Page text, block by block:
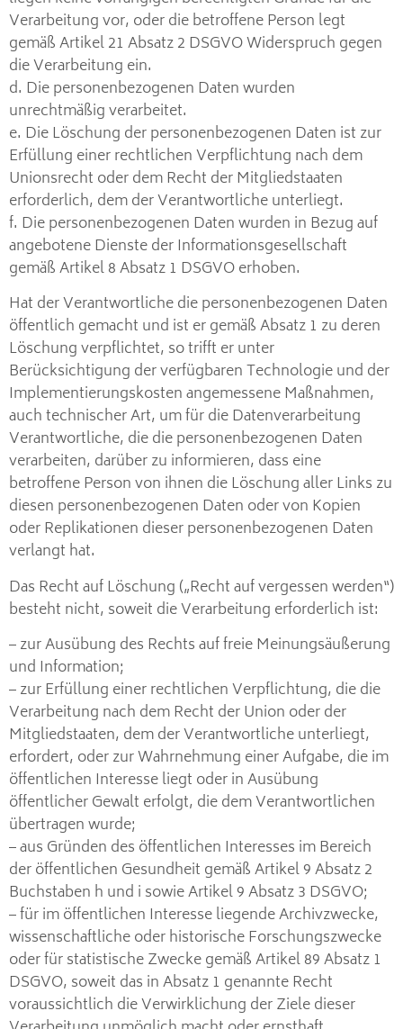
Verarbeitung vor, oder die betroffene Person legt
gemäß Artikel 21 Absatz 2 DSGVO Widerspruch gegen
die Verarbeitung ein.
d. Die personenbezogenen Daten wurden
unrechtmäßig verarbeitet.
e. Die Löschung der personenbezogenen Daten ist zur
Erfüllung einer rechtlichen Verpflichtung nach dem
Unionsrecht oder dem Recht der Mitgliedstaaten
erforderlich, dem der Verantwortliche unterliegt.
f. Die personenbezogenen Daten wurden in Bezug auf
angebotene Dienste der Informationsgesellschaft
gemäß Artikel 8 Absatz 1 DSGVO erhoben.
Hat der Verantwortliche die personenbezogenen Daten
öffentlich gemacht und ist er gemäß Absatz 1 zu deren
Löschung verpflichtet, so trifft er unter
Berücksichtigung der verfügbaren Technologie und der
Implementierungskosten angemessene Maßnahmen,
auch technischer Art, um für die Datenverarbeitung
Verantwortliche, die die personenbezogenen Daten
verarbeiten, darüber zu informieren, dass eine
betroffene Person von ihnen die Löschung aller Links zu
diesen personenbezogenen Daten oder von Kopien
oder Replikationen dieser personenbezogenen Daten
verlangt hat.
Das Recht auf Löschung („Recht auf vergessen werden“)
besteht nicht, soweit die Verarbeitung erforderlich ist:
– zur Ausübung des Rechts auf freie Meinungsäußerung
und Information;
– zur Erfüllung einer rechtlichen Verpflichtung, die die
Verarbeitung nach dem Recht der Union oder der
Mitgliedstaaten, dem der Verantwortliche unterliegt,
erfordert, oder zur Wahrnehmung einer Aufgabe, die im
öffentlichen Interesse liegt oder in Ausübung
öffentlicher Gewalt erfolgt, die dem Verantwortlichen
übertragen wurde;
– aus Gründen des öffentlichen Interesses im Bereich
der öffentlichen Gesundheit gemäß Artikel 9 Absatz 2
Buchstaben h und i sowie Artikel 9 Absatz 3 DSGVO;
– für im öffentlichen Interesse liegende Archivzwecke,
wissenschaftliche oder historische Forschungszwecke
oder für statistische Zwecke gemäß Artikel 89 Absatz 1
DSGVO, soweit das in Absatz 1 genannte Recht
voraussichtlich die Verwirklichung der Ziele dieser